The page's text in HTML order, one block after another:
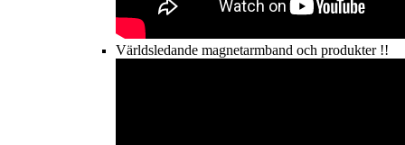
Världsledande magnetarmband och produkter !!